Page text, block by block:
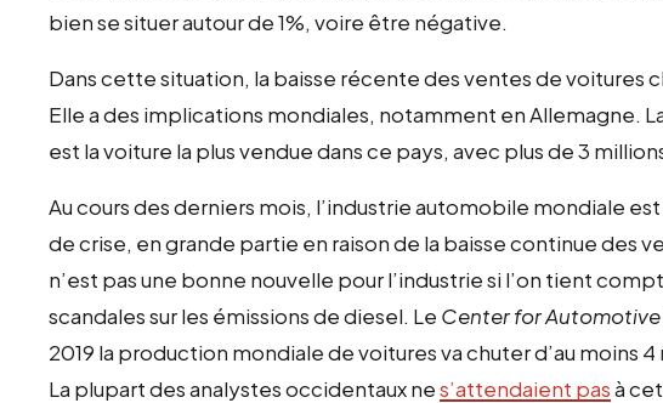
bien se situer autour de 1%, voire être négative.
Dans cette situation, la baisse récente des ventes de voitures
Elle a des implications mondiales, notamment en Allemagne.
est la voiture la plus vendue dans ce pays, avec plus de 3
Au cours des derniers mois, l’industrie automobile mondiale
de crise, en grande partie en raison de la baisse continue des
n’est pas une bonne nouvelle pour l’industrie si l’on tient
scandales sur les émissions de diesel. Le Center for Automotive
2019 la production mondiale de voitures va chuter d’au moins
La plupart des analystes occidentaux nes’attendaient pasà